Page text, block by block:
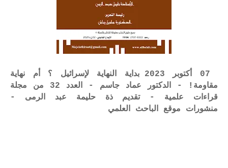
07 أكتوبر 2023 بداية النهاية لإسرائيل ؟ أم نهاية
مقاومة! - الدكتور عماد جاسم - العدد 32 من مجلة
قراءات علمية - تقديم ذة حليمة عبد الرمى -
منشورات موقع الباحث العلمي